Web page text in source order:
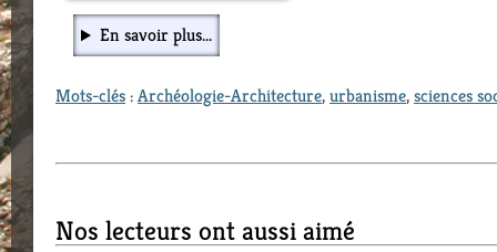
En savoir plus...
Mots-clés:Archéologie-Architecture,urbanisme,sciences
Nos lecteurs ont aussi aimé